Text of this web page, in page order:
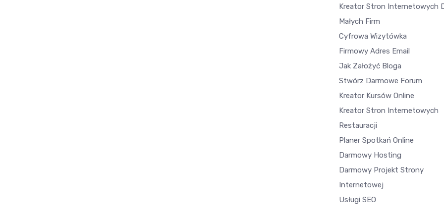
Kreator Stron Internetowych
Małych Firm
Cyfrowa Wizytówka
Firmowy Adres Email
Jak Założyć Bloga
Stwórz Darmowe Forum
Kreator Kursów Online
Kreator Stron Internetowych
Restauracji
Planer Spotkań Online
Darmowy Hosting
Darmowy Projekt Strony
Internetowej
Usługi SEO